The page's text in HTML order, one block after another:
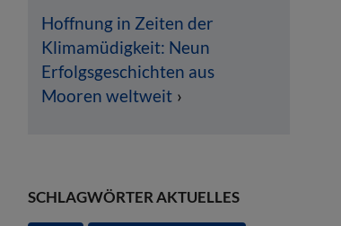
Hoffnung in Zeiten der
Klimamüdigkeit: Neun
Erfolgsgeschichten aus
Mooren weltweit
SCHLAGWÖRTER AKTUELLES